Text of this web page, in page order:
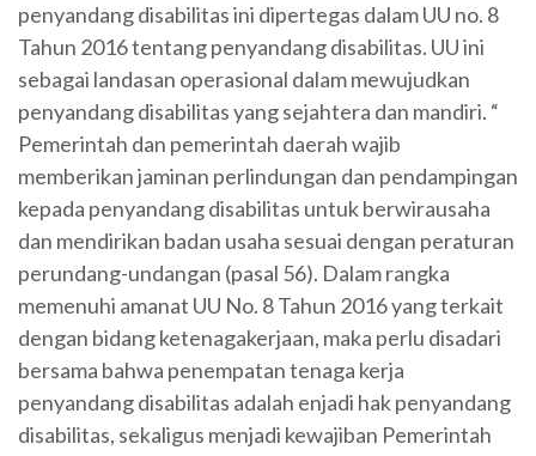
penyandang disabilitas ini dipertegas dalam UU no. 8
Tahun 2016 tentang penyandang disabilitas. UU ini
sebagai landasan operasional dalam mewujudkan
penyandang disabilitas yang sejahtera dan mandiri. “
Pemerintah dan pemerintah daerah wajib
memberikan jaminan perlindungan dan pendampingan
kepada penyandang disabilitas untuk berwirausaha
dan mendirikan badan usaha sesuai dengan peraturan
perundang-undangan (pasal 56). Dalam rangka
memenuhi amanat UU No. 8 Tahun 2016 yang terkait
dengan bidang ketenagakerjaan, maka perlu disadari
bersama bahwa penempatan tenaga kerja
penyandang disabilitas adalah enjadi hak penyandang
disabilitas, sekaligus menjadi kewajiban Pemerintah